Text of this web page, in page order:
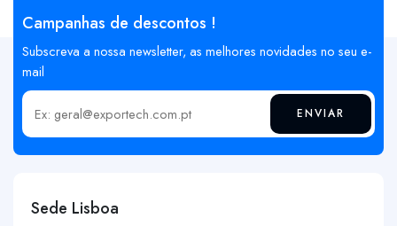
Campanhas de descontos !
Subscreva a nossa newsletter, as melhores novidades no seu e-
mail
Insira o seu email ENVIAR
Sede Lisboa